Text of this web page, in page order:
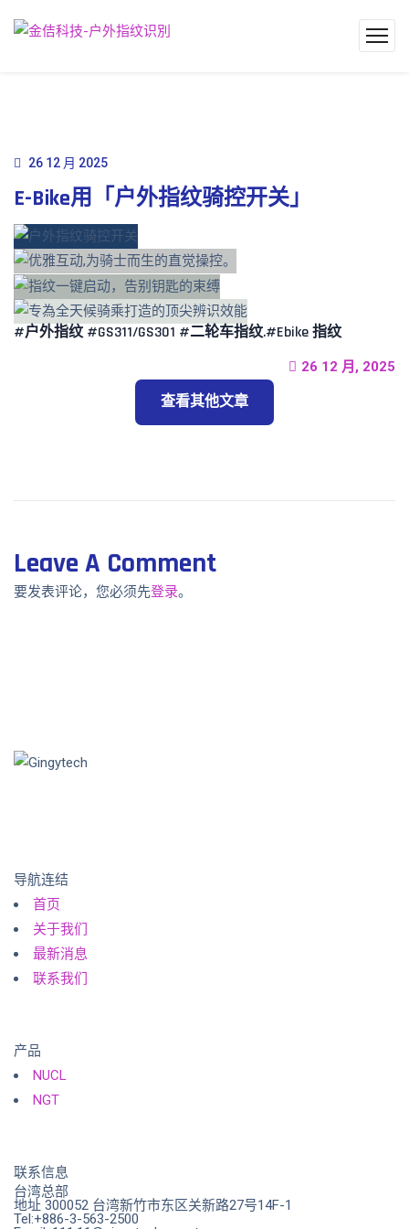
26 12 月 2025
E-Bike用「户外指纹骑控开关」
#户外指纹 #GS311/GS301 #二轮车指纹.#Ebike 指纹
26 12 月, 2025
查看其他文章
Leave A Comment
要发表评论，您必须先登录。
导航连结
首页
关于我们
最新消息
联系我们
产品
NUCL
NGT
联系信息
台湾总部
地址 300052 台湾新竹市东区关新路27号14F-1
Tel:+886-3-563-2500